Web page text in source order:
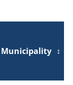
Municipality ↕